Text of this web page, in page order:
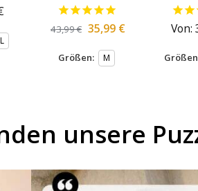
L
43,99€ 35,99 €
Größen: M
Von:
unsere